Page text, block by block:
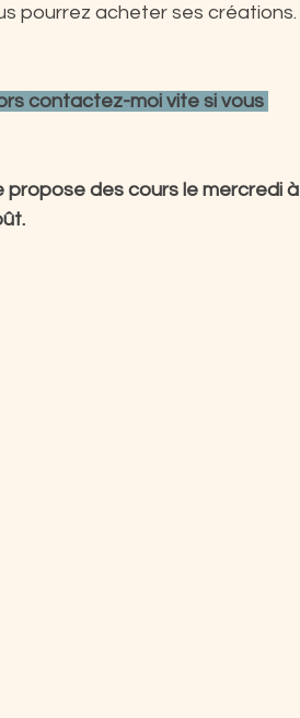
pourrez acheter ses créations.
contactez-moi vite si vous
des cours le mercredi à